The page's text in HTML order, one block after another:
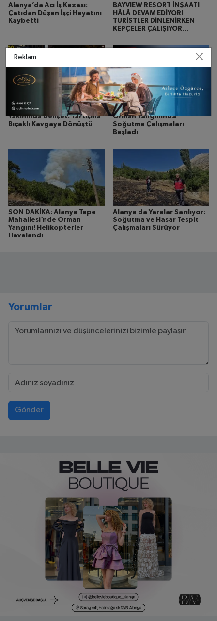
Alanya’da Acı İş Kazası:
Çatıdan Düşen İşçi Hayatını
Kaybetti
BAYVIEW RESORT İNŞAATI
HÂLÂ DEVAM EDİYOR!
TURİSTLER DİNLENİRKEN
KEPÇELER ÇALIŞIYOR…
Alanya McDonald’s
Yakınında Dehşet: Tartışma
Bıçaklı Kavgaya Dönüştü
SON DAKİKA: Alanya’daki
Orman Yangınında
Soğutma Çalışmaları
Başladı
SON DAKİKA: Alanya Tepe
Mahallesi’nde Orman
Yangını! Helikopterler
Havalandı
Alanya da Yaralar Sarılıyor:
Soğutma ve Hasar Tespit
Çalışmaları Sürüyor
Yorumlar
Gönder
Reklam